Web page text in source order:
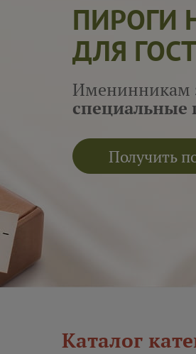
ПИРОГИ
ДЛЯ
Именинникам
специальные
Получить
Каталог